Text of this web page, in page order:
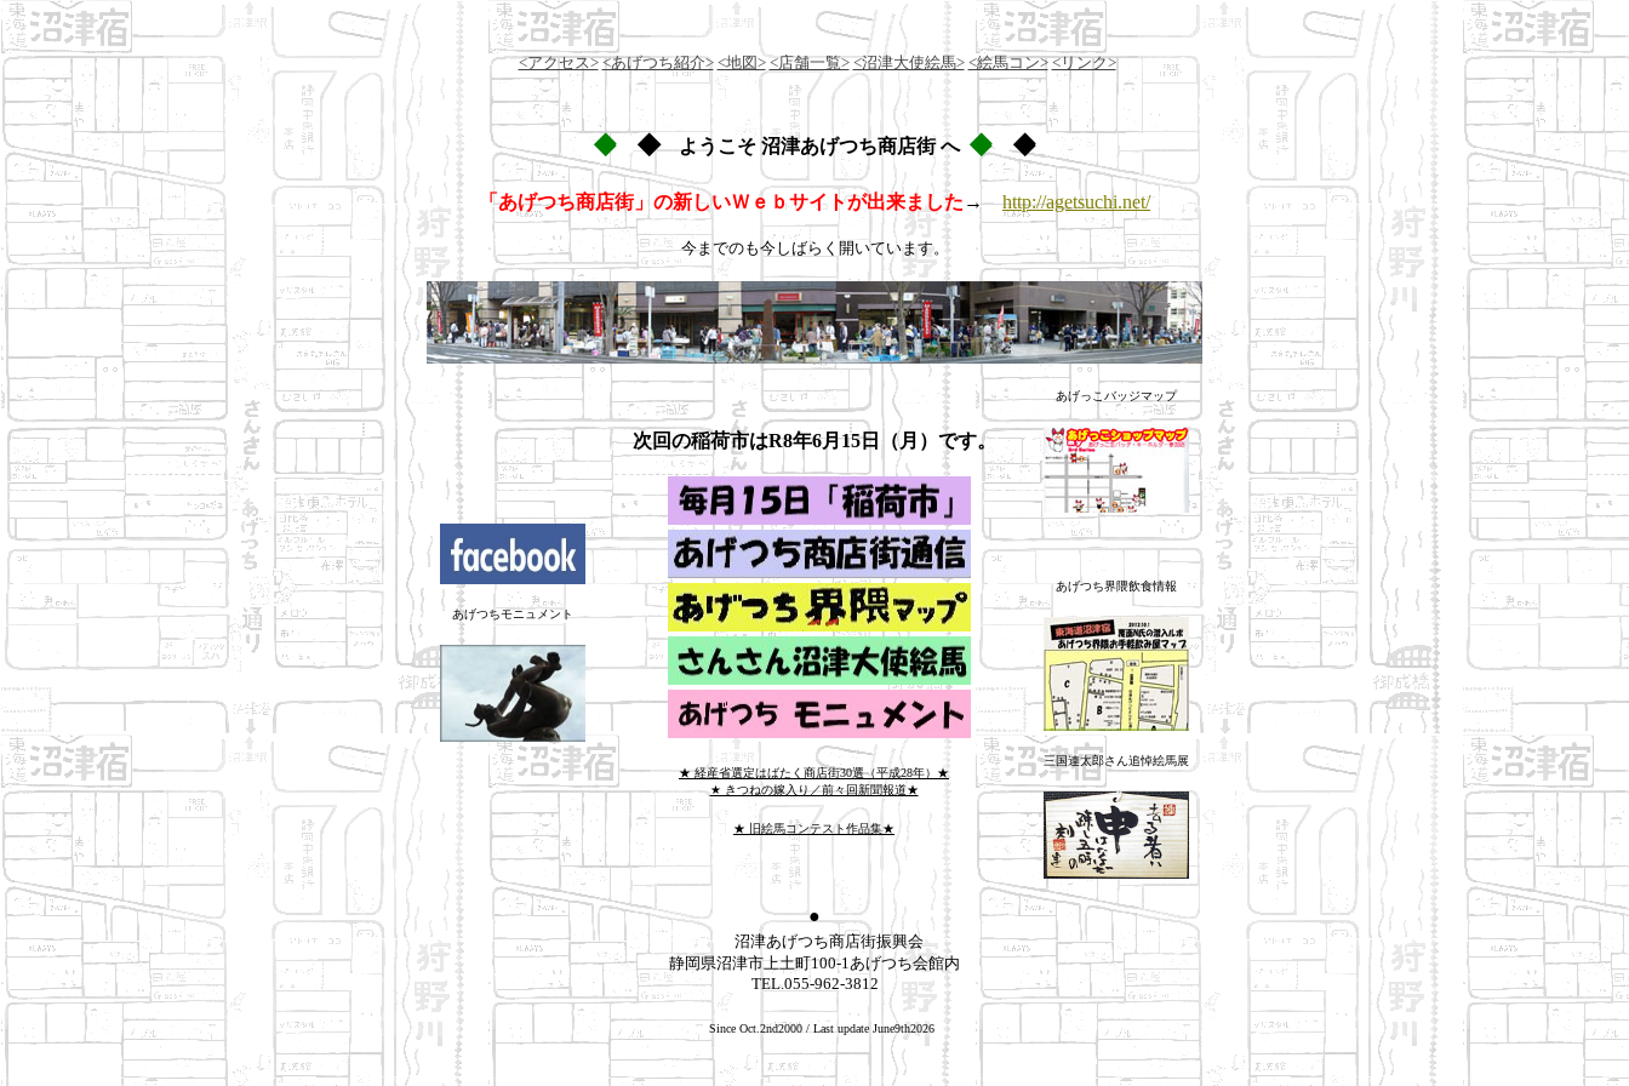
<アクセス> <あげつち紹介> <地図> <店舗一覧> <沼津大使絵馬> <絵馬コン> <リンク>
◆◆◆◆ ようこそ 沼津あげつち商店街 へ ◆◆◆◆
「あげつち商店街」の新しいＷｅｂサイトが出来ました →http://agetsuchi.net/
今までのも今しばらく開いています。
あげつちモニュメント
次回の稲荷市はR8年6月15日（月）です。
★ 経産省選定はばたく商店街30選（平成28年）★
★ きつねの嫁入り／前々回新聞報道★
★ 旧絵馬コンテスト作品集★
あげっこバッジマップ
あげつち界隈飲食情報
三国連太郎さん追悼絵馬展
●
沼津あげつち商店街振興会
静岡県沼津市上土町100-1あげつち会館内
TEL.055-962-3812
Since Oct.2nd2000 / Last update June9th2026